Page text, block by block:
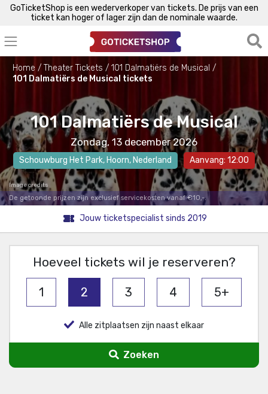
GoTicketShop is een wederverkoper van tickets. De prijs van een
ticket kan hoger of lager zijn dan de nominale waarde.
Home Theater Tickets
101 Dalmatiërs de Musical
101 Dalmatiërs de Musical tickets
101 Dalmatiërs de Musical
Zondag, 13 december 2026
Schouwburg Het Park, Hoorn, Nederland Aanvang: 12:00
Image credits
De getoonde prijzen zijn exclusief servicekosten vanaf €10,-.
Jouw ticketspecialist sinds 2019
Hoeveel tickets wil je reserveren?
1 2 3 4 5+
Alle zitplaatsen zijn naast elkaar
Zoeken